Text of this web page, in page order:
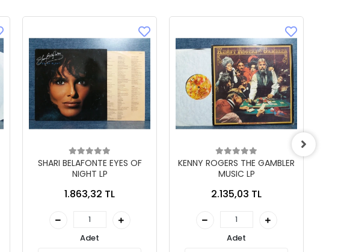
SHARI BELAFONTE EYES OF
NIGHT LP
1.863,32 TL
Adet
KENNY ROGERS THE GAMBLER
MUSIC LP
2.135,03 TL
Adet